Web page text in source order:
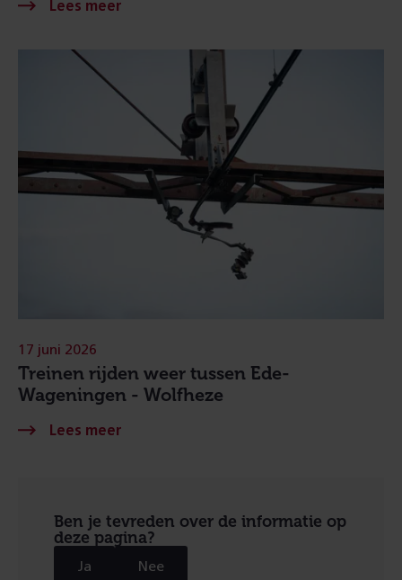
Treinen rijden weer tussen Ede-
Wageningen - Wolfheze
17 juni 2026
Ben je tevreden over de informatie op
deze pagina?
Ja Nee